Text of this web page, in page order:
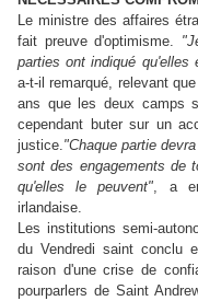
Le ministre des affaires
fait preuve d'optimisme.
parties ont indiqué qu'elles
a-t-il remarqué, relevant
ans que les deux camps
cependant buter sur un
justice."Chaque partie
sont des engagements de
qu'elles le peuvent", a
irlandaise.
Les institutions semi-
du Vendredi saint conclu
raison d'une crise de
pourparlers de Saint